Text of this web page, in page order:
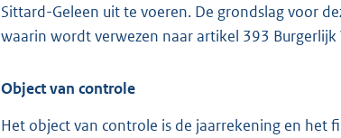
Sittard-Geleen uit te voeren. De grondslag voor
waarin wordt verwezen naar artikel 393
Object van controle
Het object van controle is de jaarrekening en het